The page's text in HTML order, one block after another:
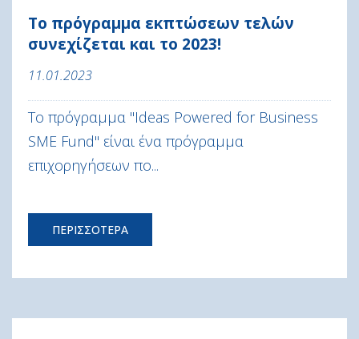
Το πρόγραμμα εκπτώσεων τελών
συνεχίζεται και το 2023!
11.01.2023
Το πρόγραμμα "Ideas Powered for Business
SME Fund" είναι ένα πρόγραμμα
επιχορηγήσεων πο...
ΠΕΡΙΣΣΟΤΕΡΑ